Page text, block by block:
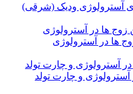
ها در آسترولوژی
و چارت تولد